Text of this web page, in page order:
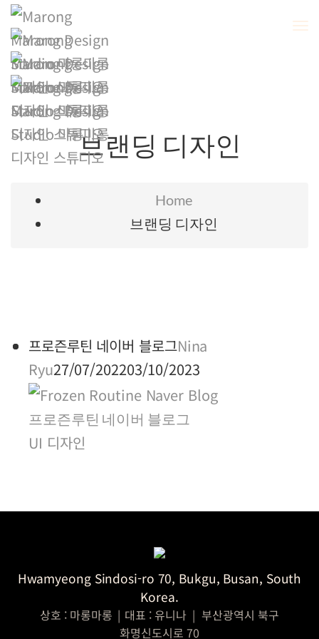
브랜딩 디자인
Home
브랜딩 디자인
프로즌루틴 네이버 블로그Nina
Ryu27/07/202203/10/2023
프로즌루틴 네이버 블로그
UI 디자인
Hwamyeong Sindosi-ro 70, Bukgu, Busan, South
Korea.
상호 : 마롱마롱 | 대표 : 유니나 | 부산광역시 북구
화명신도시로 70